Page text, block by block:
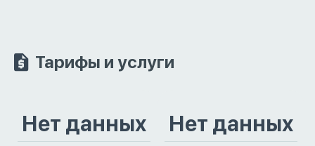
Тарифы и услуги
Нет данных Нет данных